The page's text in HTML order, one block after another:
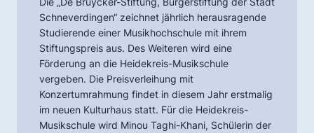
Schneverdingen“ zeichnet jährlich herausragende
Studierende einer Musikhochschule mit ihrem
Stiftungspreis aus. Des Weiteren wird eine
Förderung an die Heidekreis-Musikschule
vergeben. Die Preisverleihung mit
Konzertumrahmung findet in diesem Jahr erstmalig
im neuen Kulturhaus statt. Für die Heidekreis-
Musikschule wird Minou Taghi-Khani, Schülerin der